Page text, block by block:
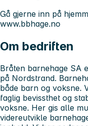
Gå gjerne inn på
www.bbhage.no
Om bedriften
Bråten barnehage SA
på Nordstrand.
både barn og voksne.
faglig bevissthet og
voksne. Her gis alle
videreutvikle